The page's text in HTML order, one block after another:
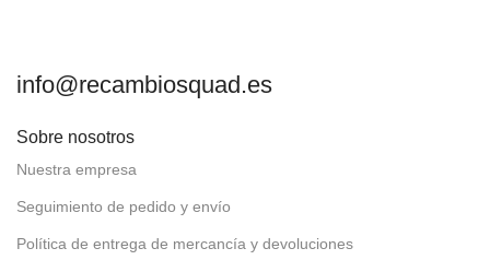
info@recambiosquad.es
Sobre nosotros
Nuestra empresa
Seguimiento de pedido y envío
Política de entrega de mercancía y devoluciones